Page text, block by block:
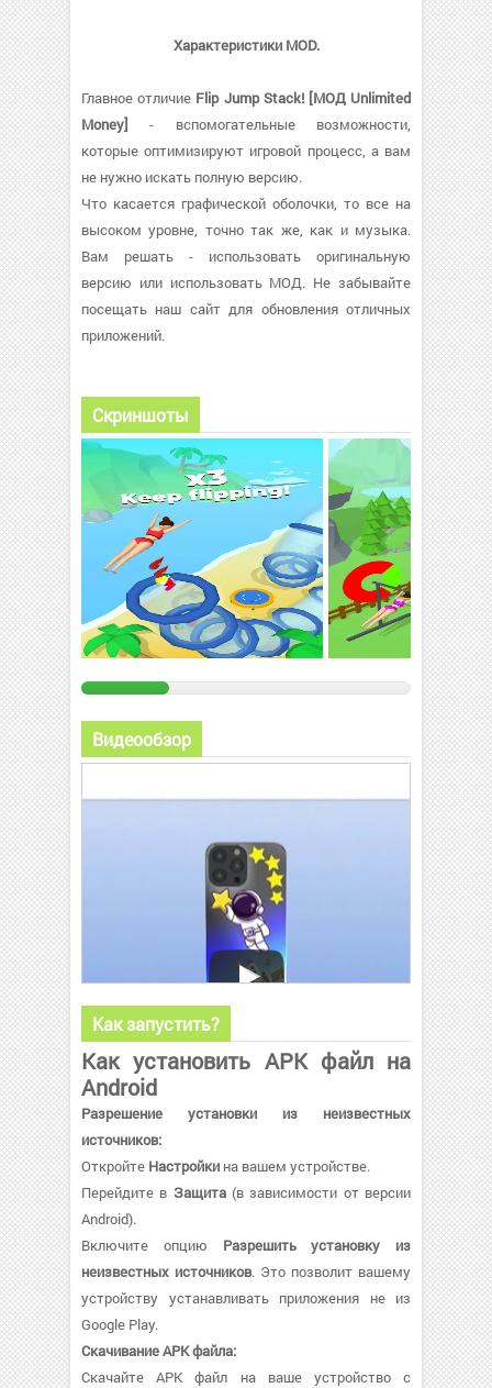
Характеристики MOD.
Главное отличие Flip Jump Stack! [МОД Unlimited
Money] - вспомогательные возможности,
которые оптимизируют игровой процесс, а вам
не нужно искать полную версию.
Что касается графической оболочки, то все на
высоком уровне, точно так же, как и музыка.
Вам решать - использовать оригинальную
версию или использовать МОД. Не забывайте
посещать наш сайт для обновления отличных
приложений.
Скриншоты
Видеообзор
Как запустить?
Как установить APK файл на
Android
Разрешение установки из неизвестных
источников:
Откройте Настройки на вашем устройстве.
Перейдите в Защита(в зависимости от версии
Android).
Включите опцию Разрешить установку из
неизвестных источников. Это позволит вашему
устройству устанавливать приложения не из
Google Play.
Скачивание APK файла:
Скачайте APK файл на ваше устройство с